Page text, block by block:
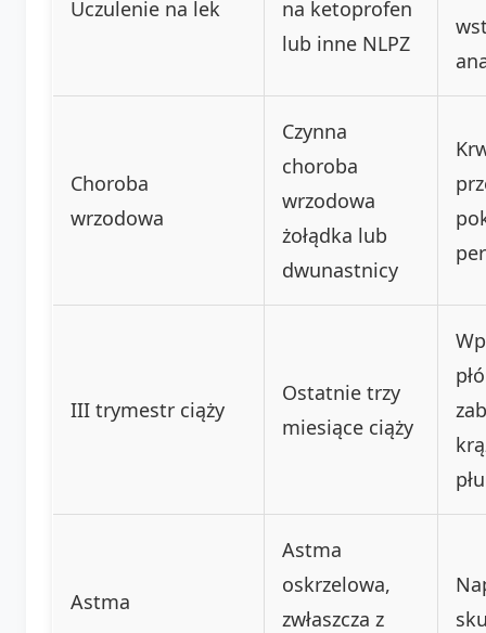
Uczulenie na lek
na ketoprofen
lub inne NLPZ
Choroba
wrzodowa
Czynna
choroba
wrzodowa
żołądka lub
dwunastnicy
III trymestr ciąży
Ostatnie trzy
miesiące ciąży
Astma
Astma
oskrzelowa,
zwłaszcza z